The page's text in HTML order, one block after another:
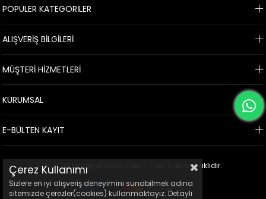
POPÜLER KATEGORİLER
ALIŞVERİŞ BİLGİLERİ
MÜŞTERİ HİZMETLERİ
KURUMSAL
E-BÜLTEN KAYIT
© 2023 kartepebahce.com - Tüm hakları saklıdır.
Çerez Kullanımı
Sizlere en iyi alışveriş deneyimini sunabilmek adına
sitemizde çerezler(cookies) kullanmaktayız. Detaylı